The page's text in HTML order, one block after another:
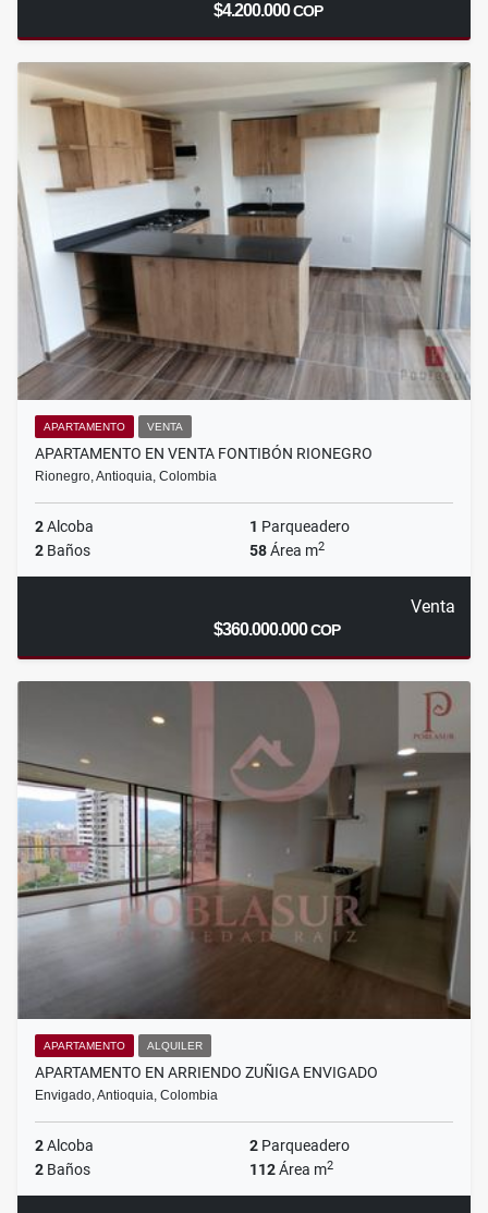
$4.200.000COP
APARTAMENTO VENTA
APARTAMENTO EN VENTA FONTIBÓN RIONEGRO
Rionegro, Antioquia, Colombia
2Alcoba 1 Parqueadero
2 Baños 58Área m2
Venta
$360.000.000COP
APARTAMENTO ALQUILER
APARTAMENTO EN ARRIENDO ZUÑIGA ENVIGADO
Envigado, Antioquia, Colombia
2Alcoba 2 Parqueadero
2 Baños 112Área m2